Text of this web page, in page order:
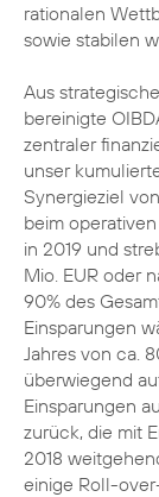
rationalen
sowie stabilen
Aus
bereinigte
zentraler
unser
Synergieziel
beim
in 2019 und
Mio. EUR oder
90% des
Einsparungen
Jahres von ca.
überwiegend
Einsparungen
zurück, die mit
2018
einige Roll-